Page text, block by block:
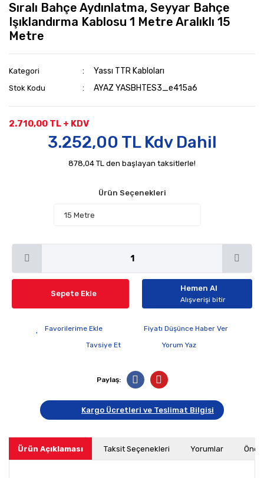
Sıralı Bahçe Aydınlatma, Seyyar Bahçe
Işıklandırma Kablosu 1 Metre Aralıklı 15
Metre
Kategori Yassı TTR Kabloları
Stok Kodu AYAZ YASBHTES3_e415a6
2.710,00 TL + KDV
3.252,00 TL Kdv Dahil
878,04 TL den başlayan taksitlerle!
Ürün Seçenekleri
Sepete Ekle
Hemen Al
Alışverişi bitir
Fiyatı Düşünce Haber Ver
Tavsiye Et
Yorum Yaz
Paylaş:
Kargo Ücretleri ve Teslimat Bilgisi
Ürün Açıklaması Taksit Seçenekleri Yorumlar